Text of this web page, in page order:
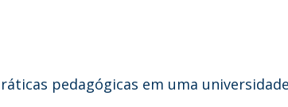
pedagógicas em uma universidade